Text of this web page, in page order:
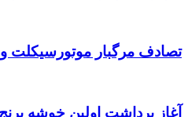
تصادف مرگبار موتورسیکلت
آغاز برداشت اولین خوشه